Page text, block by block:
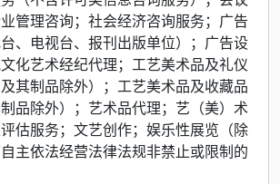
管理咨询；社会经济咨询服务；广告
、电视台、报刊出版单位）；广告设
化艺术经纪代理；工艺美术品及礼仪
其制品除外）；工艺美术品及收藏品
品除外）；艺术品代理；艺（美）术
估服务；文艺创作；娱乐性展览（除
主依法经营法律法规非禁止或限制的